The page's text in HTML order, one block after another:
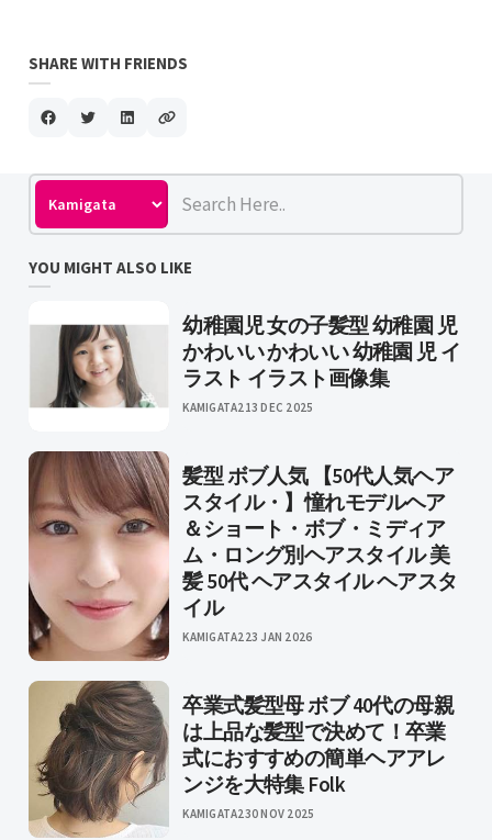
SHARE WITH FRIENDS
YOU MIGHT ALSO LIKE
幼稚園児 女の子髪型 幼稚園 児
かわいい かわいい 幼稚園 児 イ
ラスト イラスト画像集
KAMIGATA213 DEC 2025
髪型 ボブ人気 【50代人気ヘア
スタイル・】憧れモデルヘア
＆ショート・ボブ・ミディア
ム・ロング別ヘアスタイル 美
髪 50代 ヘアスタイル ヘアスタ
イル
KAMIGATA223 JAN 2026
卒業式髪型母 ボブ 40代の母親
は上品な髪型で決めて！卒業
式におすすめの簡単ヘアアレ
ンジを大特集 Folk
KAMIGATA230 NOV 2025